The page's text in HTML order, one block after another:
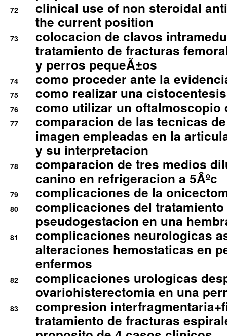
72
clinical use of non steroidal
the current position
73
colocacion de clavos
tratamiento de fracturas
y perros pequeÃ±os
74 como proceder ante la
75 como realizar una
76 como utilizar un oftalmoscopio
77
comparacion de las tecnicas
imagen empleadas en la
y su interpretacion
78
comparacion de tres medios
canino en refrigeracion a 5Âºc
79 complicaciones de la
80
complicaciones del
pseudogestacion en una
81
complicaciones neurologicas
alteraciones hemostaticas en
enfermos
82
complicaciones urologicas
ovariohisterectomia en una
83
compresion
tratamiento de fracturas